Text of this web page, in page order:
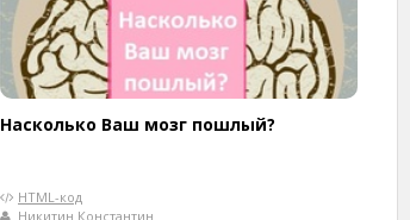
Насколько Ваш мозг пошлый?
HTML-код
Никитин Константин